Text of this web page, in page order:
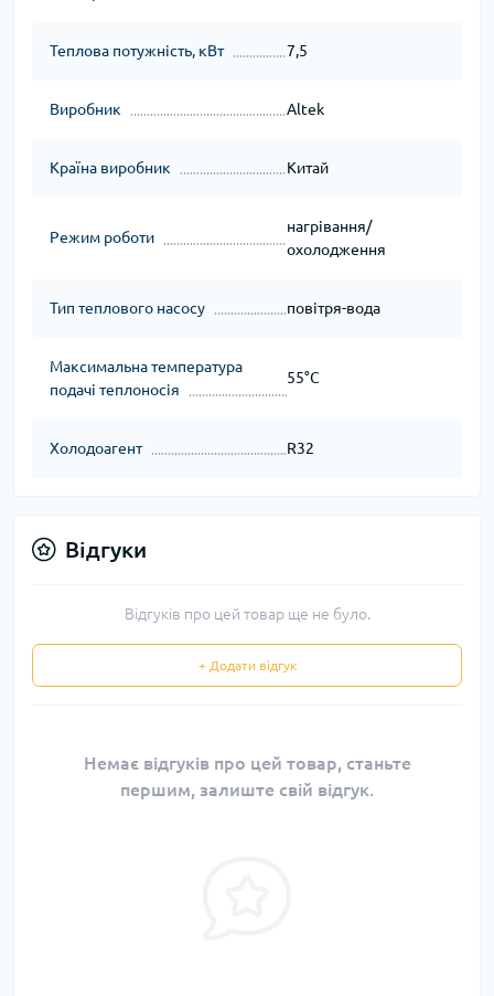
Теплова потужність, кВт 7,5
Виробник Altek
Країна виробник Китай
Режим роботи
нагрівання/
охолодження
Тип теплового насосу повітря-вода
Максимальна температура
подачі теплоносія
55°С
Холодоагент R32
Відгуки
Відгуків про цей товар ще не було.
+ Додати відгук
Немає відгуків про цей товар, станьте
першим, залиште свій відгук.